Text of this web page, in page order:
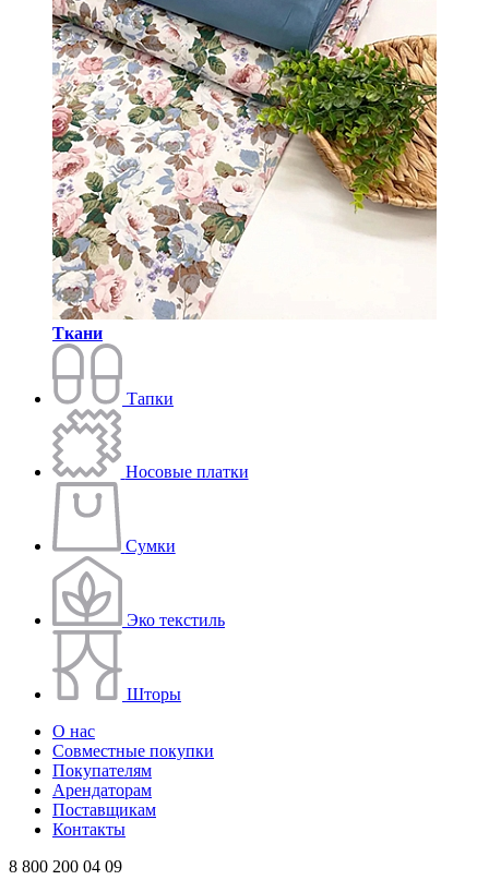
Ткани
Тапки
Носовые платки
Сумки
Эко текстиль
Шторы
О нас
Совместные покупки
Покупателям
Арендаторам
Поставщикам
Контакты
8 800 200 04 09